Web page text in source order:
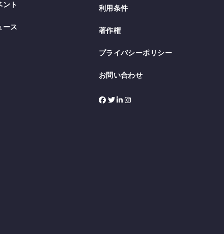
ント
ース
利用条件
著作権
プライバシーポリシー
お問い合わせ